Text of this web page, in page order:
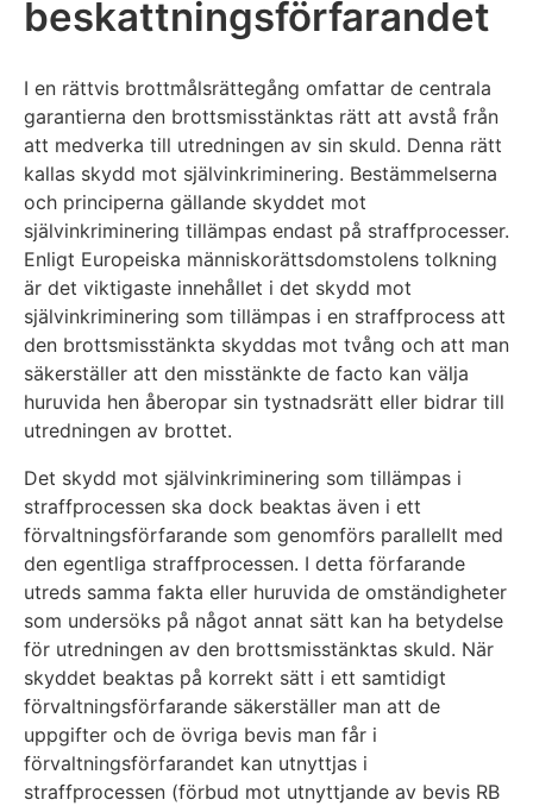
beskattningsförfarandet
I en rättvis brottmålsrättegång omfattar de centrala
garantierna den brottsmisstänktas rätt att avstå från
att medverka till utredningen av sin skuld. Denna rätt
kallas skydd mot självinkriminering. Bestämmelserna
och principerna gällande skyddet mot
självinkriminering tillämpas endast på straffprocesser.
Enligt Europeiska människorättsdomstolens tolkning
är det viktigaste innehållet i det skydd mot
självinkriminering som tillämpas i en straffprocess att
den brottsmisstänkta skyddas mot tvång och att man
säkerställer att den misstänkte de facto kan välja
huruvida hen åberopar sin tystnadsrätt eller bidrar till
utredningen av brottet.
Det skydd mot självinkriminering som tillämpas i
straffprocessen ska dock beaktas även i ett
förvaltningsförfarande som genomförs parallellt med
den egentliga straffprocessen. I detta förfarande
utreds samma fakta eller huruvida de omständigheter
som undersöks på något annat sätt kan ha betydelse
för utredningen av den brottsmisstänktas skuld. När
skyddet beaktas på korrekt sätt i ett samtidigt
förvaltningsförfarande säkerställer man att de
uppgifter och de övriga bevis man får i
förvaltningsförfarandet kan utnyttjas i
straffprocessen (förbud mot utnyttjande av bevis RB